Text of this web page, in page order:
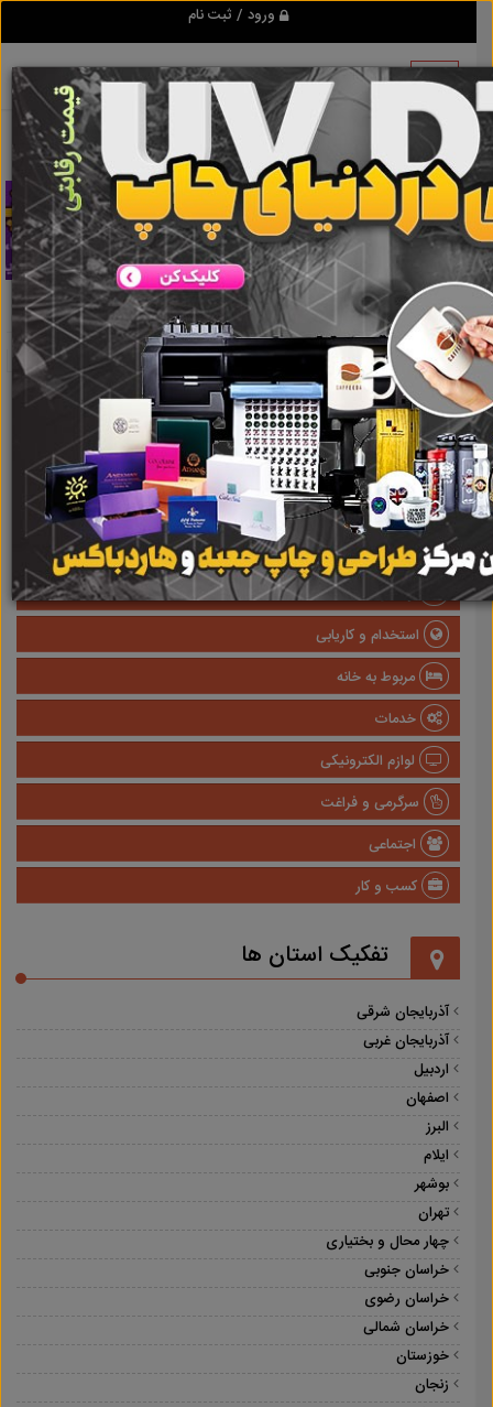
ورود / ثبت نام
تبلیغ کن وکیل دادگستری نتایج جستجو برای برچسب وکیل دادگستری
نتایج جستجو برای برچسبوکیل دادگستری
گروه ها
املاک
صنعتی
پزشکی و سلامت
وسایل نقلیه
استخدام و کاریابی
مربوط به خانه
خدمات
لوازم الکترونیکی
سرگرمی و فراغت
اجتماعی
کسب و کار
تفکیک استان ها
آذربایجان شرقی
آذربایجان غربی
اردبیل
اصفهان
البرز
ایلام
بوشهر
تهران
چهار محال و بختیاری
خراسان جنوبی
خراسان رضوی
خراسان شمالی
خوزستان
زنجان